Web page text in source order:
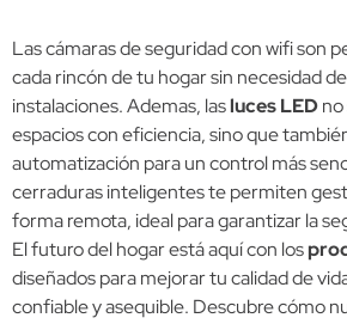
Las cámaras de seguridad con wifi son
cada rincón de tu hogar sin necesidad
instalaciones. Ademas, lasluces LED
espacios con eficiencia, sino que
automatización para un control más
cerraduras inteligentes te permiten
forma remota, ideal para garantizar la
El futuro del hogar está aquí con los
diseñados para mejorar tu calidad de
confiable y asequible. Descubre cómo